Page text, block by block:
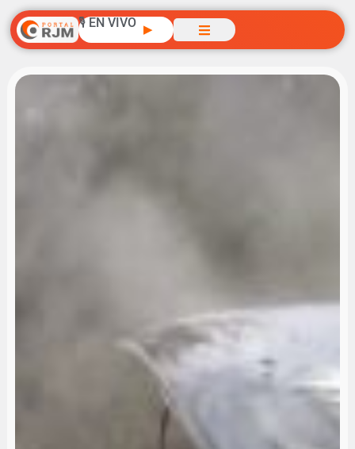
🎙️ EN VIVO ▶